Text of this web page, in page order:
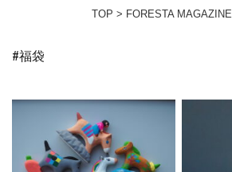
TOP FORESTA MAGAZINE
#福袋